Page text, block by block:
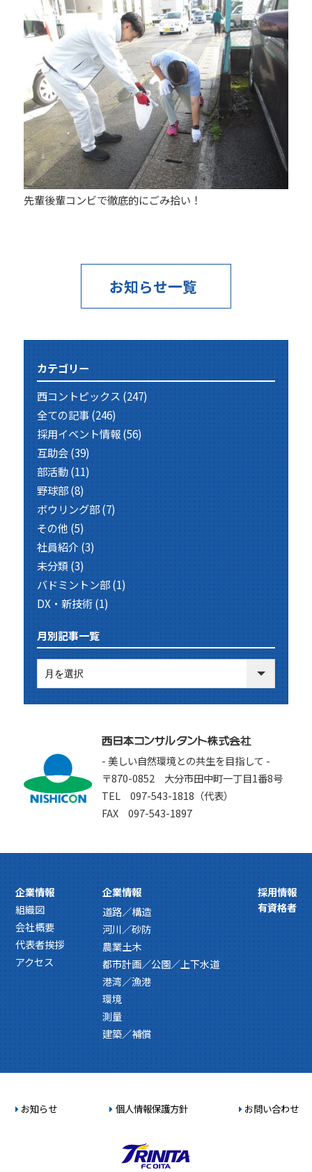
先輩後輩コンビで徹底的にごみ拾い！
お知らせ一覧
カテゴリー
西コントピックス(247)
全ての記事(246)
採用イベント情報(56)
互助会(39)
部活動(11)
野球部(8)
ボウリング部(7)
その他(5)
社員紹介 (3)
未分類(3)
バドミントン部(1)
DX・新技術(1)
月別記事一覧
- 美しい自然環境との共生を目指して -
〒870-0852 大分市田中町一丁目1番8号
TEL 097-543-1818（代表）
FAX 097-543-1897
企業情報
組織図
会社概要
代表者挨拶
アクセス
企業情報
道路／構造
河川／砂防
農業土木
都市計画／公園／上下水道
港湾／漁港
環境
測量
建築／補償
採用情報
有資格者
お知らせ 個人情報保護方針 お問い合わせ